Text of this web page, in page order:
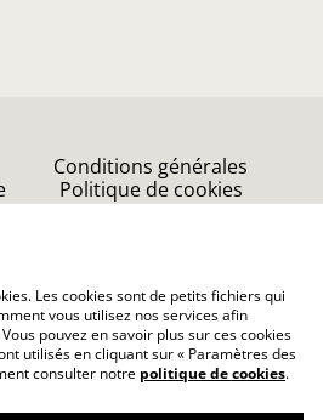
Conditions générales
Politique de cookies
Les cookies sont de petits fichiers qui
vous utilisez nos services afin
pouvez en savoir plus sur ces cookies
utilisés en cliquant sur « Paramètres des
consulter notre politique de cookies.